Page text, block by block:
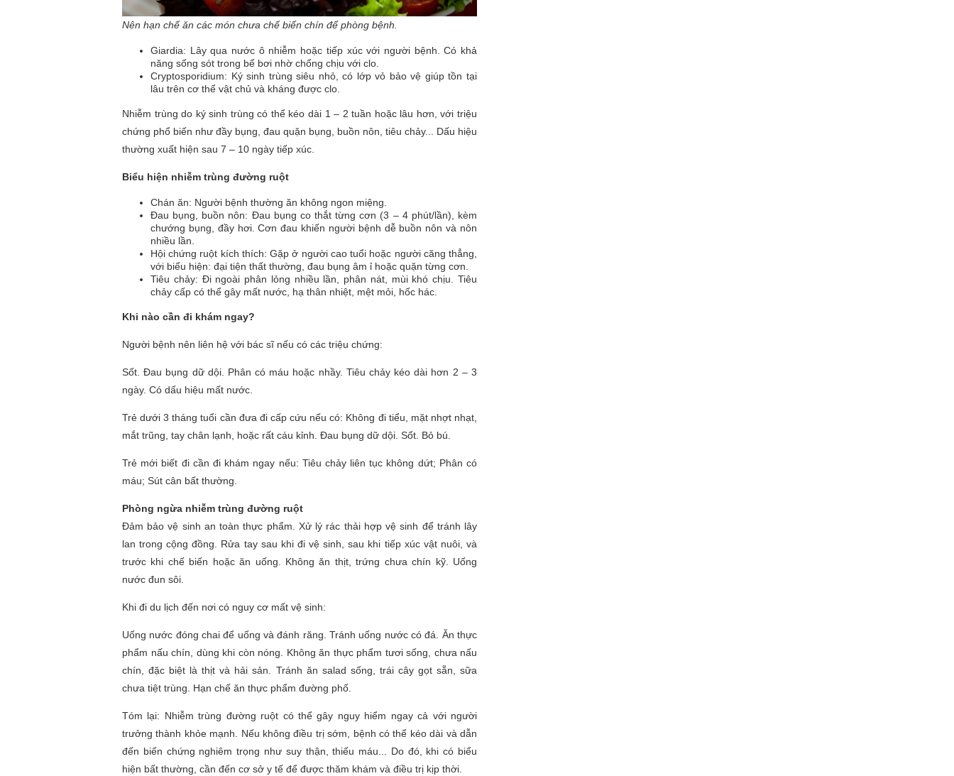
Nên hạn chế ăn các món chưa chế biến chín để phòng bệnh.
Giardia: Lây qua nước ô nhiễm hoặc tiếp xúc với người bệnh. Có khả
năng sống sót trong bể bơi nhờ chống chịu với clo.
Cryptosporidium: Ký sinh trùng siêu nhỏ, có lớp vỏ bảo vệ giúp tồn tại
lâu trên cơ thể vật chủ và kháng được clo.
Nhiễm trùng do ký sinh trùng có thể kéo dài 1 – 2 tuần hoặc lâu hơn, với triệu
chứng phổ biến như đầy bụng, đau quặn bụng, buồn nôn, tiêu chảy... Dấu hiệu
thường xuất hiện sau 7 – 10 ngày tiếp xúc.
Biểu hiện nhiễm trùng đường ruột
Chán ăn: Người bệnh thường ăn không ngon miệng.
Đau bụng, buồn nôn: Đau bụng co thắt từng cơn (3 – 4 phút/lần), kèm
chướng bụng, đầy hơi. Cơn đau khiến người bệnh dễ buồn nôn và nôn
nhiều lần.
Hội chứng ruột kích thích: Gặp ở người cao tuổi hoặc người căng thẳng,
với biểu hiện: đại tiện thất thường, đau bụng âm ỉ hoặc quặn từng cơn.
Tiêu chảy: Đi ngoài phân lỏng nhiều lần, phân nát, mùi khó chịu. Tiêu
chảy cấp có thể gây mất nước, hạ thân nhiệt, mệt mỏi, hốc hác.
Khi nào cần đi khám ngay?
Người bệnh nên liên hệ với bác sĩ nếu có các triệu chứng:
Sốt. Đau bụng dữ dội. Phân có máu hoặc nhầy. Tiêu chảy kéo dài hơn 2 – 3
ngày. Có dấu hiệu mất nước.
Trẻ dưới 3 tháng tuổi cần đưa đi cấp cứu nếu có: Không đi tiểu, mặt nhợt nhạt,
mắt trũng, tay chân lạnh, hoặc rất cáu kỉnh. Đau bụng dữ dội. Sốt. Bỏ bú.
Trẻ mới biết đi cần đi khám ngay nếu: Tiêu chảy liên tục không dứt; Phân có
máu; Sút cân bất thường.
Phòng ngừa nhiễm trùng đường ruột
Đảm bảo vệ sinh an toàn thực phẩm. Xử lý rác thải hợp vệ sinh để tránh lây
lan trong cộng đồng. Rửa tay sau khi đi vệ sinh, sau khi tiếp xúc vật nuôi, và
trước khi chế biến hoặc ăn uống. Không ăn thịt, trứng chưa chín kỹ. Uống
nước đun sôi.
Khi đi du lịch đến nơi có nguy cơ mất vệ sinh:
Uống nước đóng chai để uống và đánh răng. Tránh uống nước có đá. Ăn thực
phẩm nấu chín, dùng khi còn nóng. Không ăn thực phẩm tươi sống, chưa nấu
chín, đặc biệt là thịt và hải sản. Tránh ăn salad sống, trái cây gọt sẵn, sữa
chưa tiệt trùng. Hạn chế ăn thực phẩm đường phố.
Tóm lại: Nhiễm trùng đường ruột có thể gây nguy hiểm ngay cả với người
trưởng thành khỏe mạnh. Nếu không điều trị sớm, bệnh có thể kéo dài và dẫn
đến biến chứng nghiêm trọng như suy thận, thiếu máu... Do đó, khi có biểu
hiện bất thường, cần đến cơ sở y tế để được thăm khám và điều trị kịp thời.